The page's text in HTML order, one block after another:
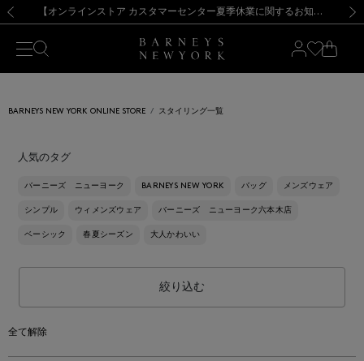
新規登録のお客様も対象！＜MY BARNEYS＞会員のお客様は11,000円（税込）以上のお買上げで常時送料無料！お買い物の際は会員登録を！
【夏季休業に伴う出荷一時停止のお知らせ】(2026.8.7) 【オンラインストア カスタマーセンター夏季休業に関するお知らせ】（2026.8.7）
【夏季休業に伴う返品・交換承り一時停止のお知らせ】（2026.8.5）
熊本県を中心とした地震の影響によるお荷物のお届けについて
【開催中】SUMMER SALEのご案内・ご注意事項 新規登録のお客様も対象！＜MY BARNEYS＞会員のお客様は11,000円（税込）以上のお買上げで常時送料無料！お買い物の際は会員登録を！
【夏季休業に伴う出荷一時停止のお知らせ】(2026.8.7)
BARNEYS NEW YORK ONLINE STORE スタイリング一覧
人気のタグ
バーニーズ ニューヨーク BARNEYS NEW YORK バッグ メンズウェア
シンプル ウィメンズウェア バーニーズ ニューヨーク六本木店
ベーシック 春夏シーズン 大人かわいい
絞り込む
全て解除